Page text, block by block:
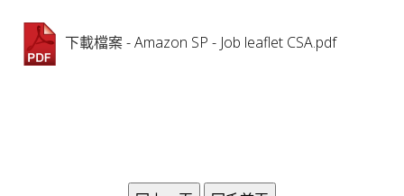
下載檔案 - Amazon SP - Job leaflet CSA.pdf